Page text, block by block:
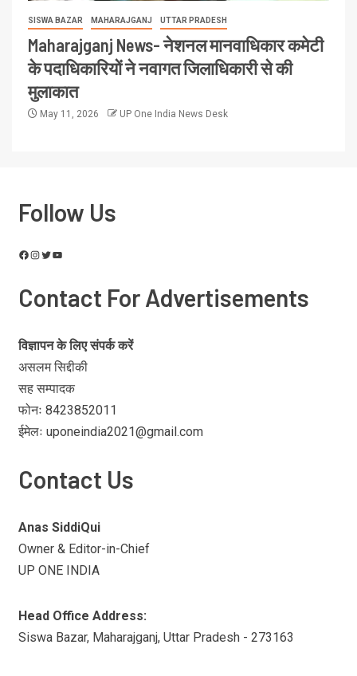
SISWA BAZAR MAHARAJGANJ UTTAR PRADESH
Maharajganj News- नेशनल मानवाधिकार कमेटी
के पदाधिकारियों ने नवागत जिलाधिकारी से की
मुलाकात
May 11, 2026 UP One India News Desk
Follow Us
Contact For Advertisements
विज्ञापन के लिए संपर्क करें
असलम सिद्दीकी
सह सम्पादक
फोनः 8423852011
ईमेलः uponeindia2021@gmail.com
Contact Us
Anas SiddiQui
Owner & Editor-in-Chief
UP ONE INDIA
Head Office Address:
Siswa Bazar, Maharajganj, Uttar Pradesh - 273163